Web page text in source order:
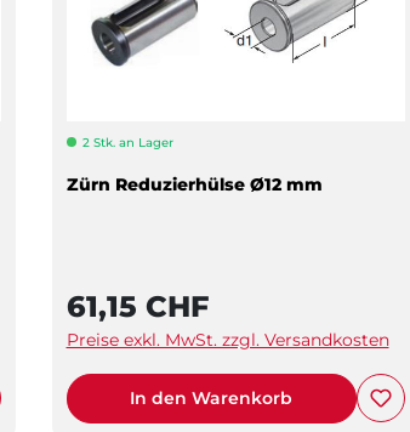
2 Stk. an Lager
Zürn Reduzierhülse Ø12 mm
61,15 CHF
Preise exkl. MwSt. zzgl. Versandkosten
In den Warenkorb